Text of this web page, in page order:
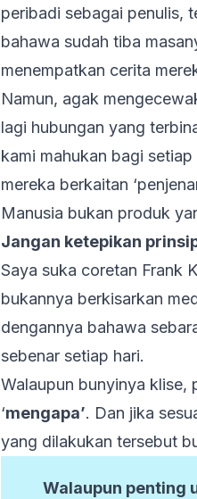
peribadi sebagai penulis,
bahawa sudah tiba
menempatkan cerita
Namun, agak
lagi hubungan yang
kami mahukan bagi
mereka berkaitan
Manusia bukan produk
Jangan ketepikan
Saya suka coretan Frank
bukannya berkisarkan
dengannya bahawa
sebenar setiap hari.
Walaupun bunyinya klise,
‘mengapa’. Dan jika
yang dilakukan tersebut
Walaupun penting